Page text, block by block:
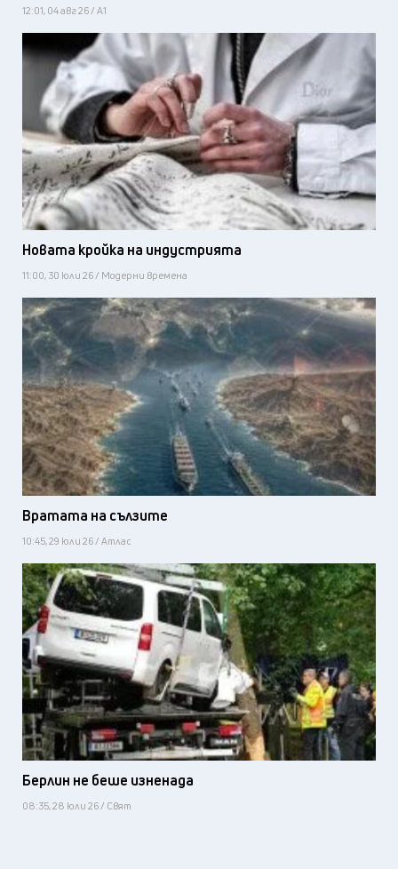
12:01, 04 авг 26 / А1
Новата кройка на индустрията
11:00, 30 юли 26 / Модерни времена
Вратата на сълзите
10:45, 29 юли 26 / Атлас
Берлин не беше изненада
08:35, 28 юли 26 / Свят